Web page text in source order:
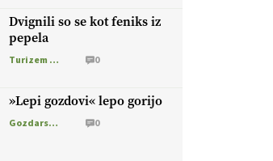
Dvignili so se kot feniks iz
pepela
Turizem na podezelju 0
»Lepi gozdovi« lepo gorijo
Gozdarstvo 0